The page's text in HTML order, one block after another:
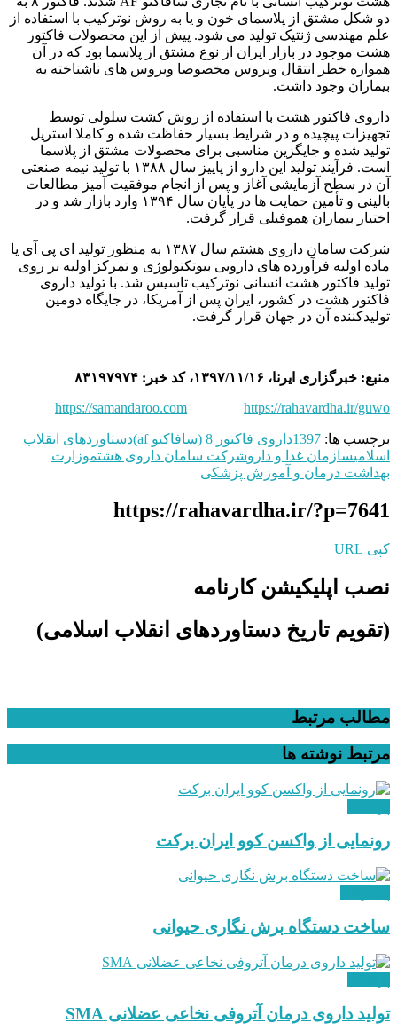
دو شکل مشتق از پلاسمای خون و یا به روش نوترکیب با استفاده از
علم مهندسی ژنتیک تولید می شود. پیش از این محصولات فاکتور
هشت موجود در بازار ایران از نوع مشتق از پلاسما بود که در آن
همواره خطر انتقال ویروس مخصوصا ویروس های ناشناخته به
بیماران وجود داشت.
داروی فاکتور هشت با استفاده از روش کشت سلولی توسط
تجهیزات پیچیده و در شرایط بسیار حفاظت شده و کاملا استریل
تولید شده و جایگزین مناسبی برای محصولات مشتق از پلاسما
است. فرآیند تولید این دارو از پاییز سال ۱۳۸۸ با تولید نیمه صنعتی
آن در سطح آزمایشی آغاز و پس از انجام موفقیت آمیز مطالعات
بالینی و تأمین حمایت ها در پایان سال ۱۳۹۴ وارد بازار شد و در
اختیار بیماران هموفیلی قرار گرفت.
شرکت سامان داروی هشتم سال ۱۳۸۷ به منظور تولید ای پی آی یا
ماده اولیه فرآورده های دارویی بیوتکنولوژی و تمرکز اولیه بر روی
تولید فاکتور هشت انسانی نوترکیب تاسیس شد. با تولید داروی
فاکتور هشت در کشور، ایران پس از آمریکا، در جایگاه دومین
تولیدکننده آن در جهان قرار گرفت.
منبع: خبرگزاری ایرنا، ۱۳۹۷/۱۱/۱۶، کد خبر: ۸۳۱۹۷۹۷۴
https://samandaroo.com
https://rahavardha.ir/guwo
برچسب ها: 1397داروی فاکتور 8 (سافاکتو af)
دستاوردهای انقلاب
اسلامیسازمان غذا و داروشركت سامان داروی هشتموزارت
بهداشت درمان و آموزش پزشکی
https://rahavardha.ir/?p=7641
کپی URL
نصب اپلیکیشن کارنامه
(تقویم تاریخ دستاوردهای انقلاب اسلامی​)
مطالب مرتبط
مرتبط نوشته ها
رونمایی از واکسن کوو ایران برکت
ساخت دستگاه برش نگاری حیوانی
تولید داروی درمان آتروفی نخاعی عضلانی SMA